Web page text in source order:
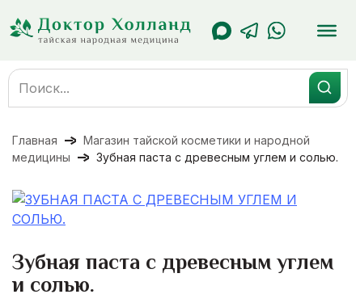
содержанию
Search
for:
Главная
Магазин тайской косметики и народной
медицины
Зубная паста с древесным углем и солью.
Зубная паста с древесным углем
и солью.